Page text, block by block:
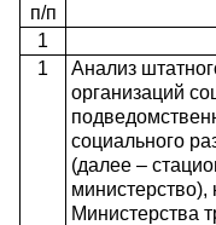
п/п
1
1
Анализ
организаций
социального
(далее –
министерство),
Министерства